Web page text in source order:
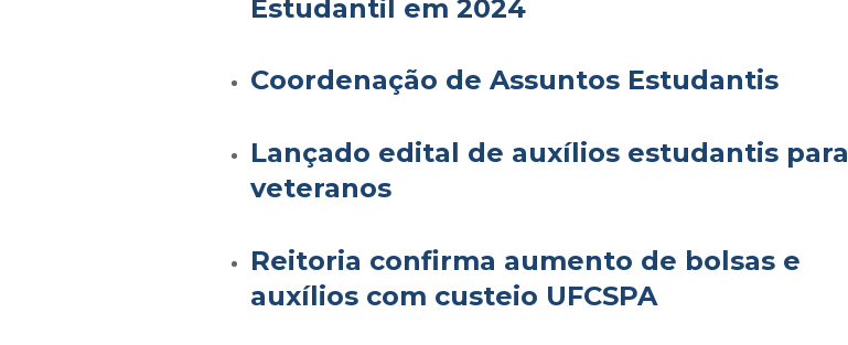
Estudantil em 2024
Coordenação de Assuntos Estudantis
Lançado edital de auxílios estudantis para
veteranos
Reitoria confirma aumento de bolsas e
auxílios com custeio UFCSPA